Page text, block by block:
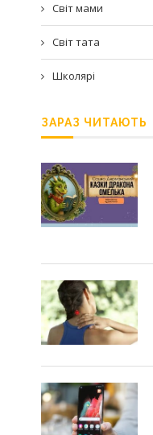
Світ мами
Світ тата
Школярі
ЗАРАЗ ЧИТАЮТЬ